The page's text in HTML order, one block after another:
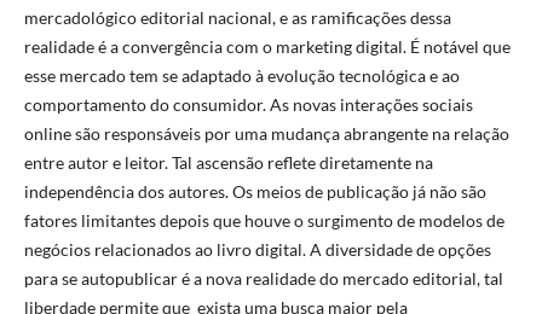
mercadológico editorial nacional, e as ramificações dessa
realidade é a convergência com o marketing digital. É notável que
esse mercado tem se adaptado à evolução tecnológica e ao
comportamento do consumidor. As novas interações sociais
online são responsáveis por uma mudança abrangente na relação
entre autor e leitor. Tal ascensão reflete diretamente na
independência dos autores. Os meios de publicação já não são
fatores limitantes depois que houve o surgimento de modelos de
negócios relacionados ao livro digital. A diversidade de opções
para se autopublicar é a nova realidade do mercado editorial, tal
liberdade permite que exista uma busca maior pela